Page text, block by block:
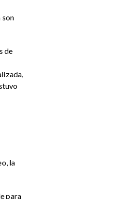
son
de
la
para